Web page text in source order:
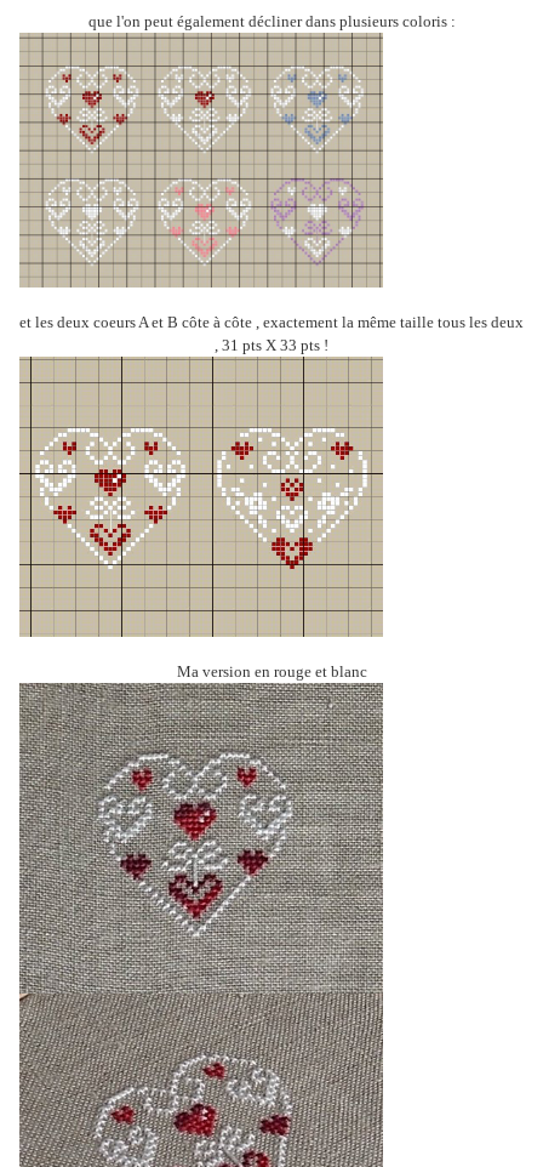
que l'on peut également décliner dans plusieurs coloris :
et les deux coeurs A et B côte à côte , exactement la même taille tous les deux
, 31 pts X 33 pts !
Ma version en rouge et blanc